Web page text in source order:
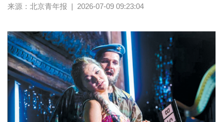
来源： 北京青年报 | 2026-07-09 09:23:04